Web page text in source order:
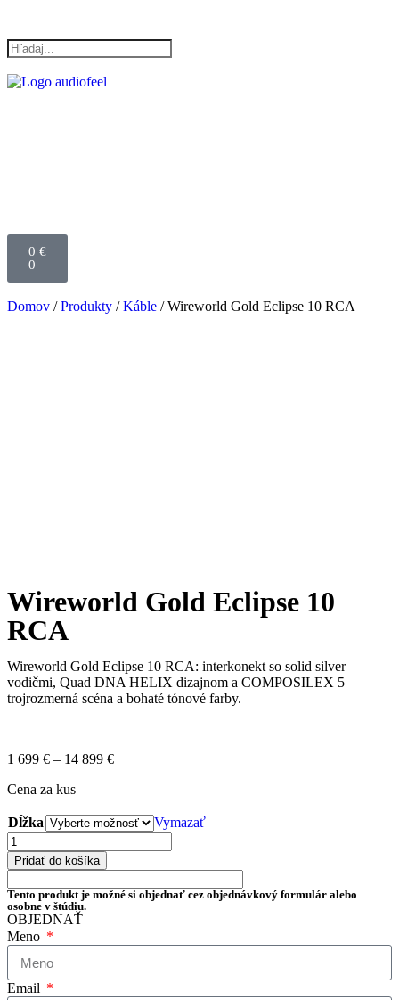
0 €
0
Domov /Produkty /Káble / Wireworld Gold Eclipse 10 RCA
Wireworld Gold Eclipse 10
RCA
Wireworld Gold Eclipse 10 RCA: interkonekt so solid silver
vodičmi, Quad DNA HELIX dizajnom a COMPOSILEX 5 —
trojrozmerná scéna a bohaté tónové farby.
1 699 € – 14 899 €
Cena za kus
Dĺžka Vymazať
Pridať do košíka
Tento produkt je možné si objednať cez objednávkový formulár alebo
osobne v štúdiu.
OBJEDNAŤ
Meno
Email